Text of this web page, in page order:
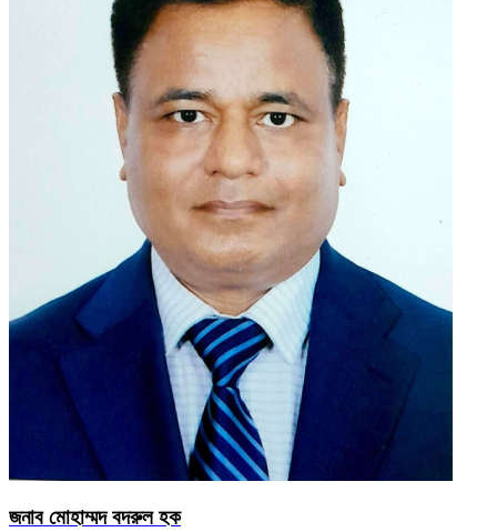
জনাব মোহাম্মদ বদরুল হক